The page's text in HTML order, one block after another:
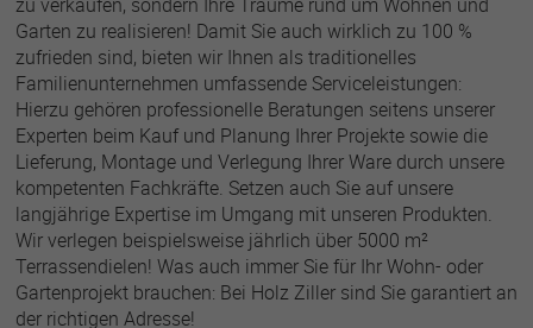
Garten zu realisieren! Damit Sie auch wirklich zu 100 %
zufrieden sind, bieten wir Ihnen als traditionelles
Familienunternehmen umfassende Serviceleistungen:
Hierzu gehören professionelle Beratungen seitens unserer
Experten beim Kauf und Planung Ihrer Projekte sowie die
Lieferung, Montage und Verlegung Ihrer Ware durch unsere
kompetenten Fachkräfte. Setzen auch Sie auf unsere
langjährige Expertise im Umgang mit unseren Produkten.
Wir verlegen beispielsweise jährlich über 5000 m²
Terrassendielen! Was auch immer Sie für Ihr Wohn- oder
Gartenprojekt brauchen: Bei Holz Ziller sind Sie garantiert an
der richtigen Adresse!